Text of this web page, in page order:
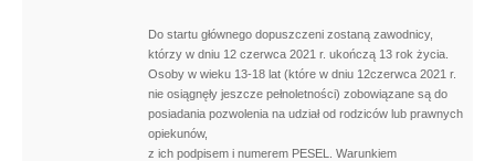
Do startu głównego dopuszczeni zostaną zawodnicy,
którzy w dniu 12 czerwca 2021 r. ukończą 13 rok życia.
Osoby w wieku 13-18 lat (które w dniu 12czerwca 2021 r.
nie osiągnęły jeszcze pełnoletności) zobowiązane są do
posiadania pozwolenia na udział od rodziców lub prawnych
opiekunów,
z ich podpisem i numerem PESEL. Warunkiem